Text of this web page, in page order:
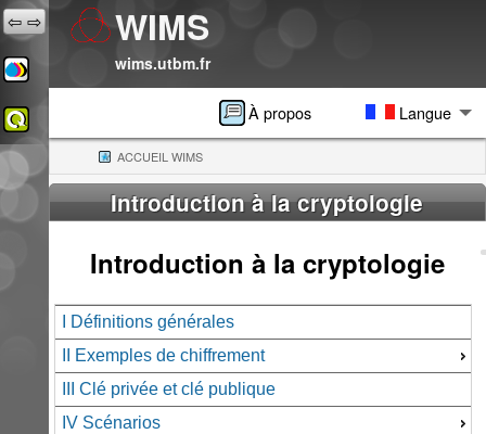
WIMS
wims.utbm.fr
À propos Langue
ACCUEIL WIMS(CURRENT)
Introduction à la cryptologie
Introduction à la cryptologie
I Définitions générales
II Exemples de chiffrement
III Clé privée et clé publique
IV Scénarios
⇦⇨